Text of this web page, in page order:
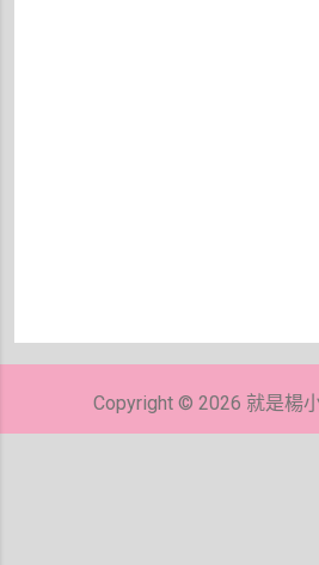
貼
Copyright © 2026 就是楊